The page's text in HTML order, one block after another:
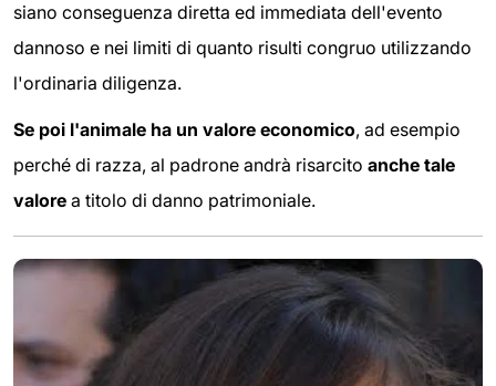
siano conseguenza diretta ed immediata dell'evento
dannoso e nei limiti di quanto risulti congruo utilizzando
l'ordinaria diligenza.
Se poi l'animale ha un valore economico, ad esempio
perché di razza, al padrone andrà risarcito anche tale
valore a titolo di danno patrimoniale.